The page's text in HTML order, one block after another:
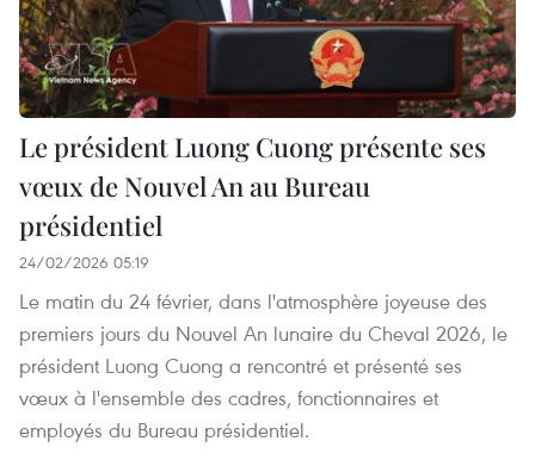
Le président Luong Cuong présente ses
vœux de Nouvel An au Bureau
présidentiel
24/02/2026 05:19
Le matin du 24 février, dans l'atmosphère joyeuse des
premiers jours du Nouvel An lunaire du Cheval 2026, le
président Luong Cuong a rencontré et présenté ses
vœux à l'ensemble des cadres, fonctionnaires et
employés du Bureau présidentiel.